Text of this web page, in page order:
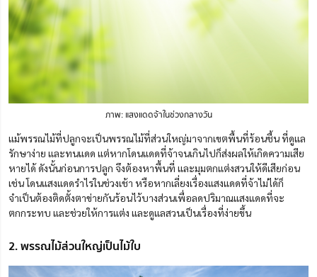
ภาพ: แสงแดดจ้าในช่วงกลางวัน
แม้พรรณไม้ที่ปลูกจะเป็นพรรณไม้ที่ส่วนใหญ่มาจากเขตพื้นที่ร้อนชื้น ที่ดูแล
รักษาง่าย และทนแดด แต่หากโดนแดดที่จ้าจนเกินไปก็ส่งผลให้เกิดความเสีย
หายได้ ดังนั้นก่อนการปลูก จึงต้องหาพื้นที่ และมุมตกแต่งสวนให้ดีเสียก่อน
เช่น โดนแสงแดดรำไรในช่วงเช้า หรือหากเลี่ยงเรื่องแสงแดดที่จ้าไม่ได้ก็
จำเป็นต้องติดตั้งตาข่ายกันร้อนไว้บางส่วนเพื่อลดปริมาณแสงแดดที่จะ
ตกกระทบ และช่วยให้การแต่ง และดูแลสวนเป็นเรื่องที่ง่ายขึ้น
2. พรรณไม้ส่วนใหญ่เป็นไม้ใบ